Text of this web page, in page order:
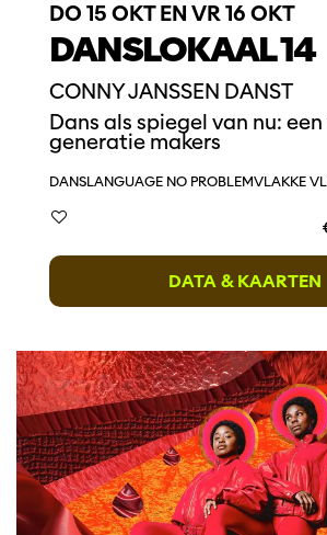
DANSLOKAAL 14
CONNY JANSSEN DANST
DO 15 OKTEN VR 16 OKT
Dans als spiegel van nu:
generatie makers
DANSLANGUAGE NO PROBLEMVLAKKE
DATA & KAARTEN